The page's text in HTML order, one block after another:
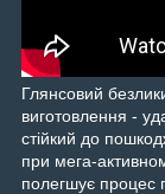
Глянсовий
виготовлення -
стійкий до
при мега-
полегшує процес